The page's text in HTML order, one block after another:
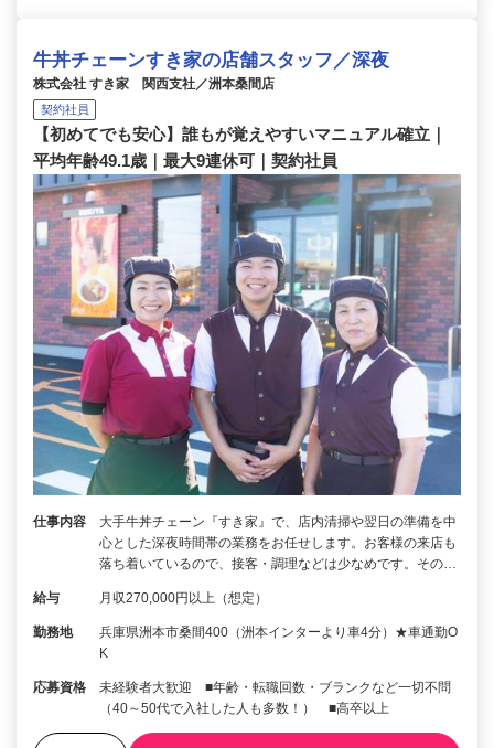
牛丼チェーンすき家の店舗スタッフ／深夜
株式会社 すき家 関西支社／洲本桑間店
契約社員
【初めてでも安心】誰もが覚えやすいマニュアル確立｜
平均年齢49.1歳｜最大9連休可｜契約社員
仕事内容
大手牛丼チェーン『すき家』で、店内清掃や翌日の準備を中
心とした深夜時間帯の業務をお任せします。お客様の来店も
落ち着いているので、接客・調理などは少なめです。その…
給与 月収270,000円以上（想定）
勤務地
兵庫県洲本市桑間400（洲本インターより車4分）★車通勤O
K
応募資格
未経験者大歓迎 ■年齢・転職回数・ブランクなど一切不問
（40～50代で入社した人も多数！） ■高卒以上